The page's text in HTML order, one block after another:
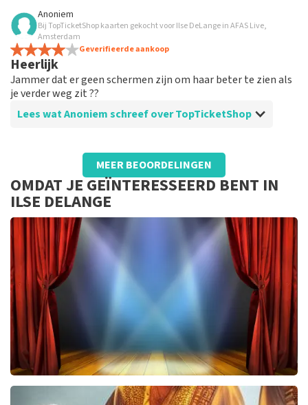
Beoordeling van Mylene Koot over
Okay
Was prima
Anoniem
Bij TopTicketShop kaarten gekocht voor Ilse DeLange in AFAS Live,
Amsterdam
Geverifieerde aankoop
Heerlijk
Jammer dat er geen schermen zijn om haar beter te zien als
je verder weg zit ??
Lees wat Anoniem schreef over TopTicketShop
Beoordeling van Anoniem overTopTicketShop
Zie boven
MEER BEOORDELINGEN
OMDAT JE GEÏNTERESSEERD BENT IN
ILSE DELANGE
40 45 De Musical